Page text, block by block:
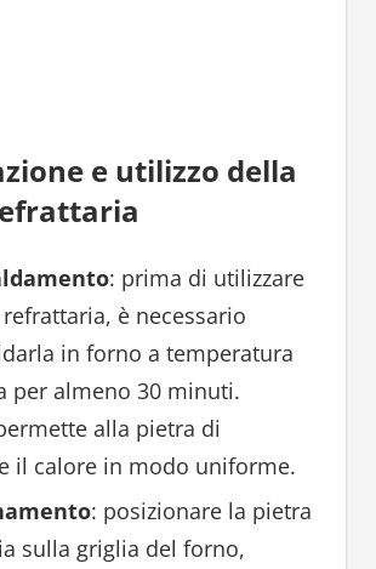
e utilizzo della
: prima di utilizzare
è necessario
in forno a temperatura
per almeno 30 minuti.
alla pietra di
il calore in modo uniforme.
: posizionare la pietra
sulla griglia del forno,